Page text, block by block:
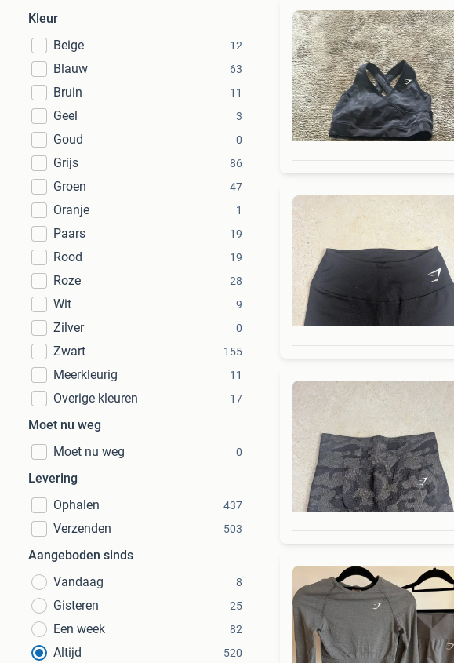
Kleur
Beige
12
Blauw 63
Bruin 11
Geel 3
Goud 0
Grijs 86
Groen 47
Oranje 1
Paars 19
Rood 19
Roze 28
Wit 9
Zilver 0
Zwart 155
Meerkleurig 11
Overige kleuren 17
Moet nu weg
Moet nu weg
0
Levering
Ophalen
437
Verzenden 503
Aangeboden sinds
Vandaag
8
Gisteren 25
Een week 82
Altijd 520